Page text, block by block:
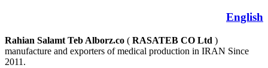
English
Rahian Salamt Teb Alborz.co ( RASATEB CO Ltd )
manufacture and exporters of medical production in IRAN Since
2011.